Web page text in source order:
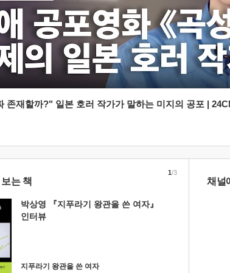
존재할까?" 일본 호러 작가가 말하는 미지의 공포 |
는 책
박상영 『지푸라기 왕관을 쓴 여자』
인터뷰
지푸라기 왕관을 쓴 여자
1/3
채널